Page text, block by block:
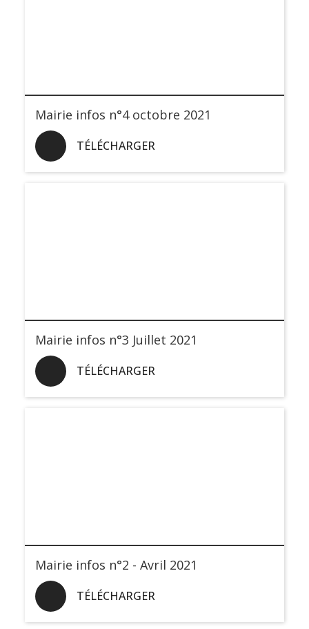
Mairie infos n°4 octobre 2021
TÉLÉCHARGER
Mairie infos n°3 Juillet 2021
TÉLÉCHARGER
Mairie infos n°2 - Avril 2021
TÉLÉCHARGER